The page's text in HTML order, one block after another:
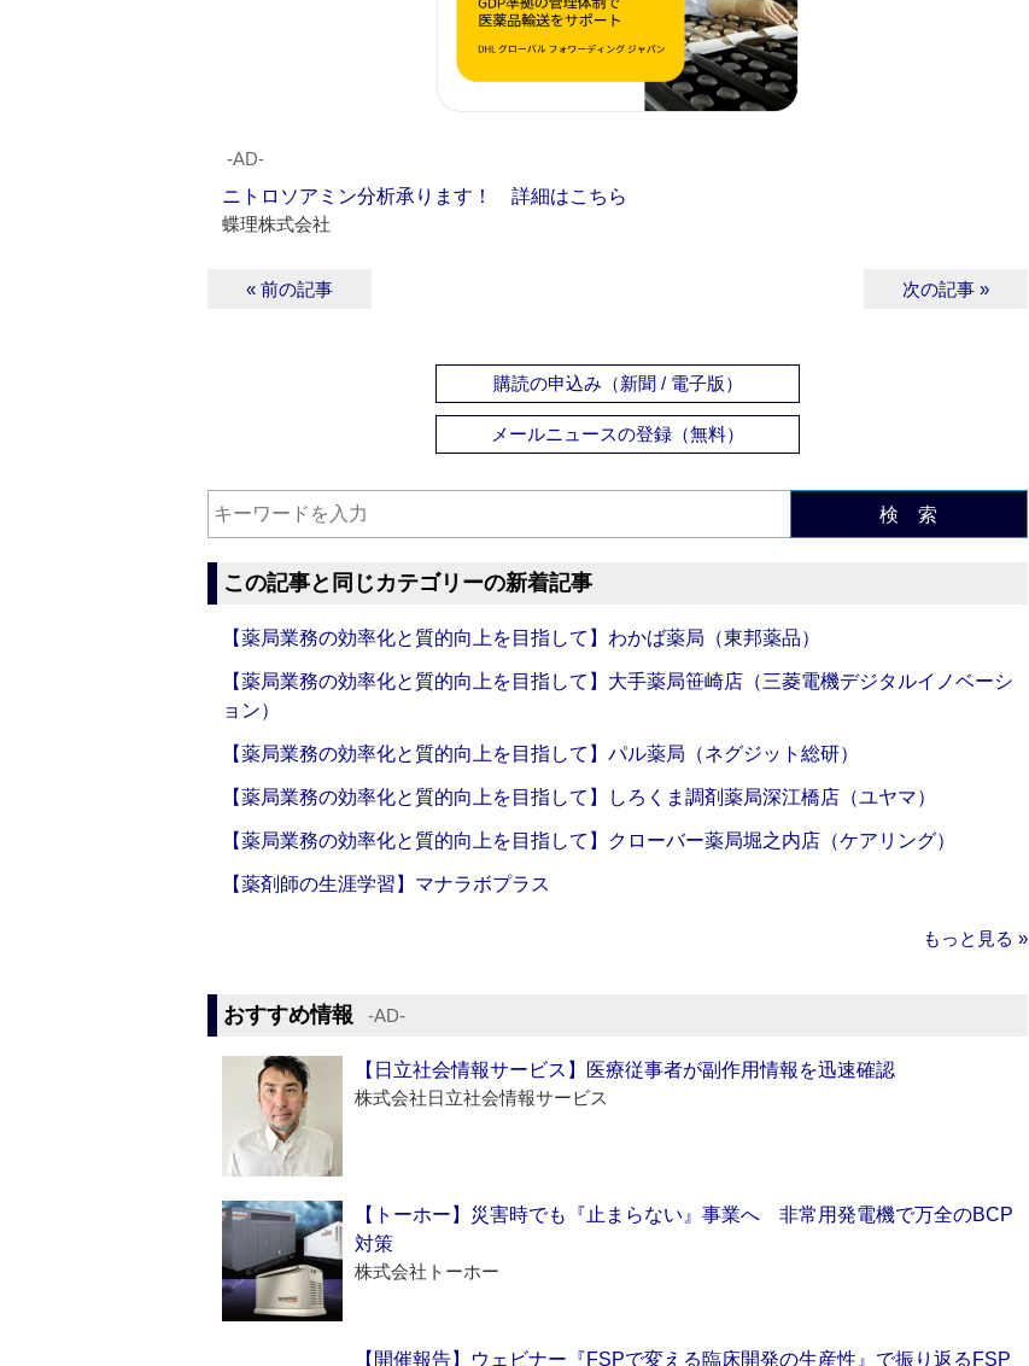
‐AD‐
ニトロソアミン分析承ります！ 詳細はこちら
蝶理株式会社
« 前の記事 次の記事 »
購読の申込み（新聞 / 電子版）
メールニュースの登録（無料）
検 索
この記事と同じカテゴリーの新着記事
【薬局業務の効率化と質的向上を目指して】わかば薬局（東邦薬品）
【薬局業務の効率化と質的向上を目指して】大手薬局笹崎店（三菱電機デジタルイノベーシ
ョン）
【薬局業務の効率化と質的向上を目指して】パル薬局（ネグジット総研）
【薬局業務の効率化と質的向上を目指して】しろくま調剤薬局深江橋店（ユヤマ）
【薬局業務の効率化と質的向上を目指して】クローバー薬局堀之内店（ケアリング）
【薬剤師の生涯学習】マナラボプラス
もっと見る »
おすすめ情報 ‐AD‐
【日立社会情報サービス】医療従事者が副作用情報を迅速確認
株式会社日立社会情報サービス
【トーホー】災害時でも『止まらない』事業へ 非常用発電機で万全のBCP
対策
株式会社トーホー
【開催報告】ウェビナー『FSPで変える臨床開発の生産性』で振り返るFSP